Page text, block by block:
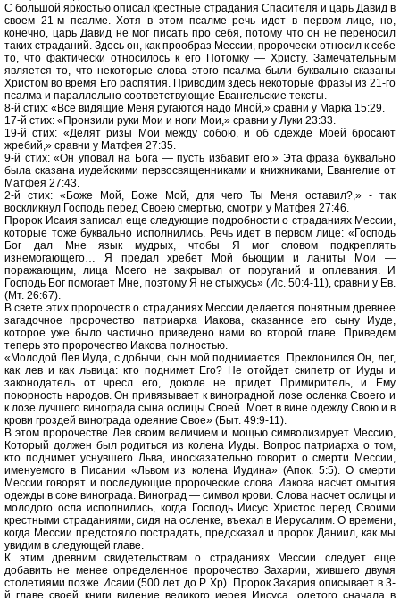
С большой яркостью описал крестные страдания Спасителя и царь Давид в
своем 21-м псалме. Хотя в этом псалме речь идет в первом лице, но,
конечно, царь Давид не мог писать про себя, потому что он не переносил
таких страданий. Здесь он, как прообраз Мессии, пророчески относил к себе
то, что фактически относилось к его Потомку — Христу. Замечательным
является то, что некоторые слова этого псалма были буквально сказаны
Христом во время Его распятия. Приводим здесь некоторые фразы из 21-го
псалма и параллельно соответствующие Евангельские тексты.
8-й стих: «Все видящие Меня ругаются надо Мной,» сравни у Марка 15:29.
17-й стих: «Пронзили руки Мои и ноги Мои,» сравни у Луки 23:33.
19-й стих: «Делят ризы Мои между собою, и об одежде Моей бросают
жребий,» сравни у Матфея 27:35.
9-й стих: «Он уповал на Бога — пусть избавит его.» Эта фраза буквально
была сказана иудейскими первосвященниками и книжниками, Евангелие от
Матфея 27:43.
2-й стих: «Боже Мой, Боже Мой, для чего Ты Меня оставил?,» - так
воскликнул Господь перед Своею смертью, смотри у Матфея 27:46.
Пророк Исаия записал еще следующие подробности о страданиях Мессии,
которые тоже буквально исполнились. Речь идет в первом лице: «Господь
Бог дал Мне язык мудрых, чтобы Я мог словом подкреплять
изнемогающего… Я предал хребет Мой бьющим и ланиты Мои —
поражающим, лица Моего не закрывал от поруганий и оплевания. И
Господь Бог помогает Мне, поэтому Я не стыжусь» (Ис. 50:4-11), сравни у Ев.
(Мт. 26:67).
В свете этих пророчеств о страданиях Мессии делается понятным древнее
загадочное пророчество патриарха Иакова, сказанное его сыну Иуде,
которое уже было частично приведено нами во второй главе. Приведем
теперь это пророчество Иакова полностью.
«Молодой Лев Иуда, с добычи, сын мой поднимается. Преклонился Он, лег,
как лев и как львица: кто поднимет Его? Не отойдет скипетр от Иуды и
законодатель от чресл его, доколе не придет Примиритель, и Ему
покорность народов. Он привязывает к виноградной лозе осленка Своего и
к лозе лучшего винограда сына ослицы Своей. Моет в вине одежду Свою и в
крови гроздей винограда одеяние Свое» (Быт. 49:9-11).
В этом пророчестве Лев своим величием и мощью символизирует Мессию,
Который должен был родиться из колена Иуды. Вопрос патриарха о том,
кто поднимет уснувшего Льва, иносказательно говорит о смерти Мессии,
именуемого в Писании «Львом из колена Иудина» (Апок. 5:5). О смерти
Мессии говорят и последующие пророческие слова Иакова насчет омытия
одежды в соке винограда. Виноград — символ крови. Слова насчет ослицы и
молодого осла исполнились, когда Господь Иисус Христос перед Своими
крестными страданиями, сидя на осленке, въехал в Иерусалим. О времени,
когда Мессии предстояло пострадать, предсказал и пророк Даниил, как мы
увидим в следующей главе.
К этим древним свидетельствам о страданиях Мессии следует еще
добавить не менее определенное пророчество Захарии, жившего двумя
столетиями позже Исаии (500 лет до Р. Хр). Пророк Захария описывает в 3-
й главе своей книги видение великого иерея Иисуса, одетого сначала в